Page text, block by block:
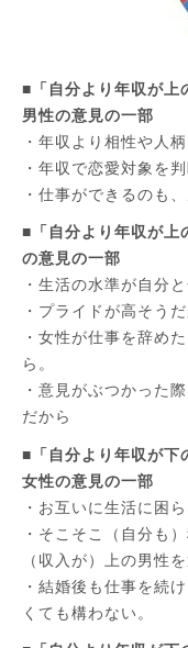
■「自分より年収が上
男性の意見の一部
・年収より相性や人
・年収で恋愛対象を
・仕事ができるのも
■「自分より年収が上
の意見の一部
・生活の水準が自分
・プライドが高そうだ
・女性が仕事を辞め
ら。
・意見がぶつかった
だから
■「自分より年収が下
女性の意見の一部
・お互いに生活に困
・そこそこ（自分も
（収入が）上の男性
・結婚後も仕事を続
くても構わない。